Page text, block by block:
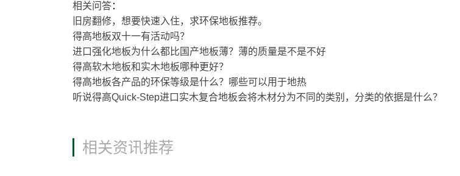
相关问答：
旧房翻修，想要快速入住，求环保地板推荐。
得高地板双十一有活动吗？
进口强化地板为什么都比国产地板薄？薄的质量是不是不好
得高软木地板和实木地板哪种更好？
得高地板各产品的环保等级是什么？哪些可以用于地热
听说得高Quick-Step进口实木复合地板会将木材分为不同的类别，分类的依据是什么？
相关资讯推荐